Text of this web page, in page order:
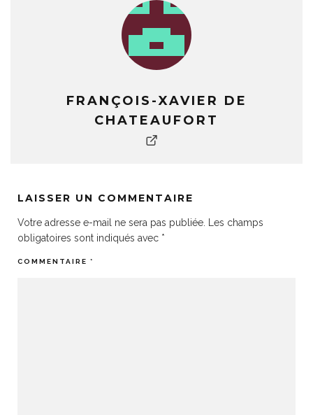
FRANÇOIS-XAVIER DE
CHATEAUFORT
LAISSER UN COMMENTAIRE
Votre adresse e-mail ne sera pas publiée.
Les champs
obligatoires sont indiqués avec *
COMMENTAIRE *